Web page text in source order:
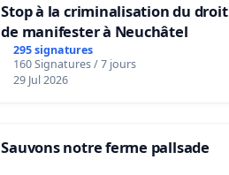
Stop à la criminalisation du droit
de manifester à Neuchâtel
295 signatures
160 Signatures / 7 jours
29 Jul 2026
Sauvons notre ferme pallsade